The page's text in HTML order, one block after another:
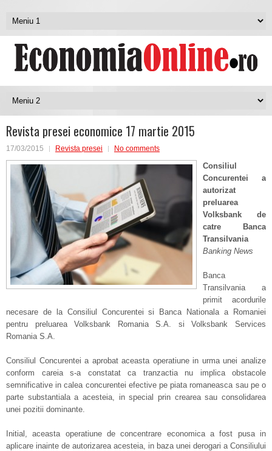
Revista presei economice 17 martie 2015
17/03/2015 Revista presei No comments
Consiliul
Concurentei a
autorizat
preluarea
Volksbank de
catre Banca
Transilvania
Banking News
Banca
Transilvania a
primit acordurile
necesare de la Consiliul Concurentei si Banca Nationala a Romaniei
pentru preluarea Volksbank Romania S.A. si Volksbank Services
Romania S.A.
Consiliul Concurentei a aprobat aceasta operatiune in urma unei analize
conform careia s-a constatat ca tranzactia nu implica obstacole
semnificative in calea concurentei efective pe piata romaneasca sau pe o
parte substantiala a acesteia, in special prin crearea sau consolidarea
unei pozitii dominante.
Initial, aceasta operatiune de concentrare economica a fost pusa in
aplicare inainte de autorizarea acesteia, in baza unei derogari a Consiliului